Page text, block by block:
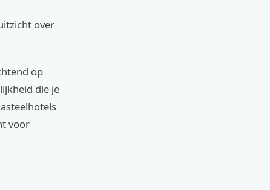
over
op
die je
voor